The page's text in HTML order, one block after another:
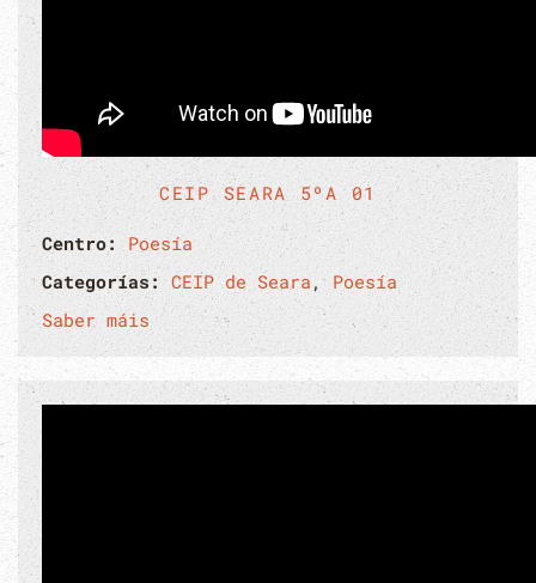
CEIP SEARA 5ºA 01
Centro: Poesía
Categorías:CEIP de Seara, Poesía
Saber máis